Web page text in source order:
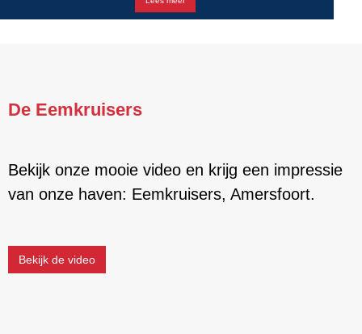
De Eemkruisers
Bekijk onze mooie video en krijg een impressie
van onze haven: Eemkruisers, Amersfoort.
Bekijk de video